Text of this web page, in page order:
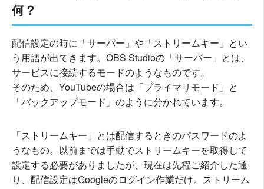
何？
配信設定の時に「サーバー」や「ストリームキー」とい
う用語が出てきます。OBS Studioの「サーバー」とは、
サービスに接続するモードのようなものです。
そのため、YouTubeの場合は「プライマリモード」と
「バックアップモード」のように分かれています。
「ストリームキー」とは配信するときのパスワードのよ
うなもの。以前までは手動でストリームキーを取得して
設定する必要がありましたが、現在は先程ご紹介した通
り、配信設定はGoogleのログイン作業だけ。ストリーム